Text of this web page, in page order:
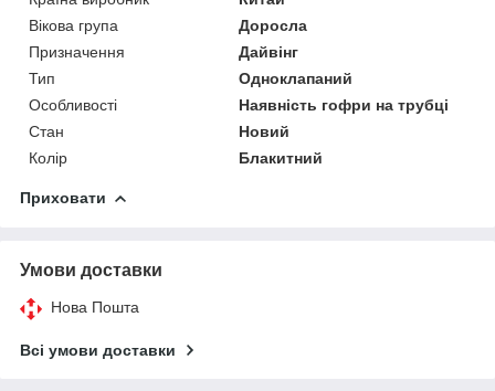
Вікова група
Доросла
Призначення
Дайвінг
Тип
Одноклапаний
Особливості
Наявність гофри на трубці
Стан
Новий
Колір
Блакитний
Приховати
Умови доставки
Нова Пошта
Всі умови доставки